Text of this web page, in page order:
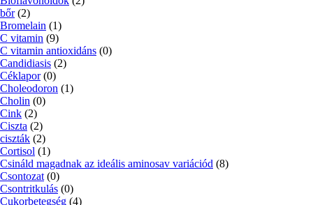
bőr (2)
Bromelain (1)
C vitamin (9)
C vitamin antioxidáns (0)
Candidiasis (2)
Céklapor (0)
Choleodoron (1)
Cholin (0)
Cink (2)
Ciszta (2)
ciszták (2)
Cortisol (1)
Csináld magadnak az ideális aminosav variációd (8)
Csontozat (0)
Csontritkulás (0)
Cukorbetegség (4)